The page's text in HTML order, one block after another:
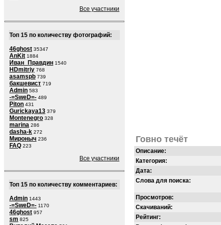
Все участники
Топ 15 по количеству фотографий:
46ghost 35347
AnKit 1884
Иван_Правдин 1540
HDmitriy 768
asamspb 739
бакшевист 719
Admin 583
-=SweD=- 489
Piton 431
Gurickaya13 379
Montenegro 328
marina 286
dasha-k 272
Мироныч 236
FAQ 223
Все участники
Топ 15 по количеству комментариев:
Admin 1443
-=SweD=- 1170
46ghost 957
sm 825
Говно течёт
Описание:
Категория:
Дата:
Слова для поиска:
Просмотров:
Скачиваний:
Рейтинг: